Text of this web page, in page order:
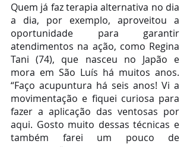
Quem já faz terapia alternativa no dia
a dia, por exemplo, aproveitou a
oportunidade para garantir
atendimentos na ação, como Regina
Tani (74), que nasceu no Japão e
mora em São Luís há muitos anos.
“Faço acupuntura há seis anos! Vi a
movimentação e fiquei curiosa para
fazer a aplicação das ventosas por
aqui. Gosto muito dessas técnicas e
também farei um pouco de